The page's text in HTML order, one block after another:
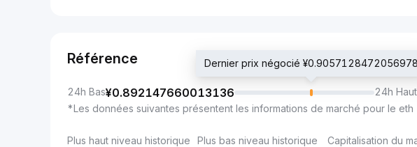
Référence
24h Bas¥0.892147660013136
Dernier prix négocié ¥0.9057128472056978
24h Haut
*Les données suivantes présentent les informations de marché pour le eth
Plus haut niveau historique Plus bas niveau historique Capitalisation du